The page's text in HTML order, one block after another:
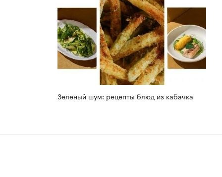
Зеленый шум: рецепты блюд из кабачка